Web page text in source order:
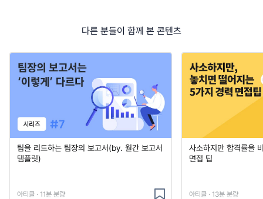
다른 분들이 함께 본 콘텐츠
팀을 리드하는 팀장의 보고서(by. 월간 보고서
템플릿)
아티클 · 11분 분량
사소하지만 합격률을
면접 팁
아티클 · 13분 분량